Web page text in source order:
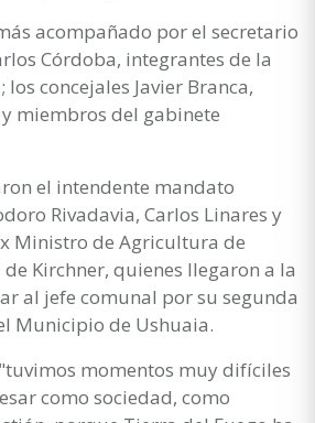
acompañado por el secretario
Córdoba, integrantes de la
concejales Javier Branca,
miembros del gabinete
el intendente mandato
Rivadavia, Carlos Linares y
Ministro de Agricultura de
Kirchner, quienes llegaron a la
al jefe comunal por su segunda
Municipio de Ushuaia.
momentos muy difíciles
como sociedad, como